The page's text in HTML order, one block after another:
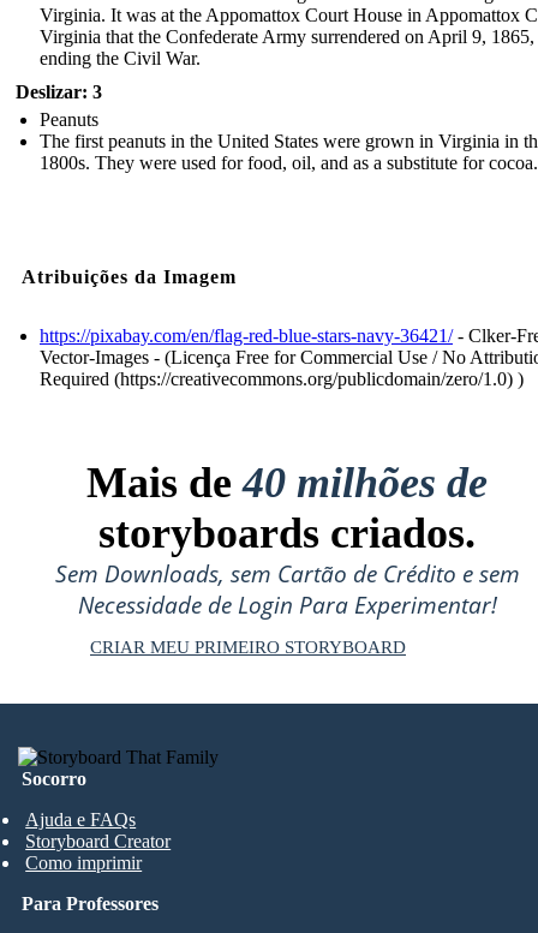
Virginia. It was at the Appomattox Court House in Appomattox
Virginia that the Confederate Army surrendered on April 9, 1865,
ending the Civil War.
Deslizar: 3
Peanuts
The first peanuts in the United States were grown in Virginia in
1800s. They were used for food, oil, and as a substitute for cocoa.
Atribuições da Imagem
https://pixabay.com/en/flag-red-blue-stars-navy-36421/- Clker-
Vector-Images - (Licença Free for Commercial Use / No
Required (https://creativecommons.org/publicdomain/zero/1.0) )
Mais de40 milhões de
storyboards criados.
Sem Downloads, sem Cartão de Crédito e sem
Necessidade de Login Para Experimentar!
CRIAR MEU PRIMEIRO STORYBOARD
Socorro
Ajuda e FAQs
Storyboard Creator
Como imprimir
Para Professores